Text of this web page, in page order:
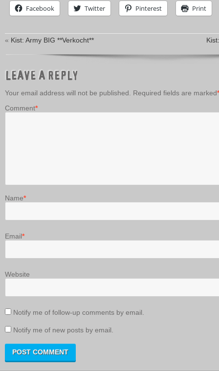
Facebook Twitter Pinterest Print
« Kist: Army BIG **Verkocht**
LEAVE A REPLY
Your email address will not be published. Required fields are marked*
Comment*
Name*
Email*
Website
Notify me of follow-up comments by email.
Notify me of new posts by email.